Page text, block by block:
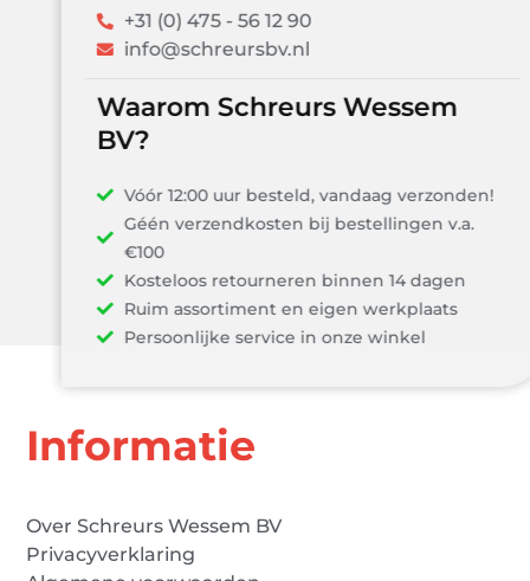
+31 (0) 475 - 56 12 90
info@schreursbv.nl
Waarom Schreurs Wessem
BV?
Vóór 12:00 uur besteld, vandaag verzonden!
Géén verzendkosten bij bestellingen v.a.
€100
Kosteloos retourneren binnen 14 dagen
Ruim assortiment en eigen werkplaats
Persoonlijke service in onze winkel
Informatie
Over Schreurs Wessem BV
Privacyverklaring